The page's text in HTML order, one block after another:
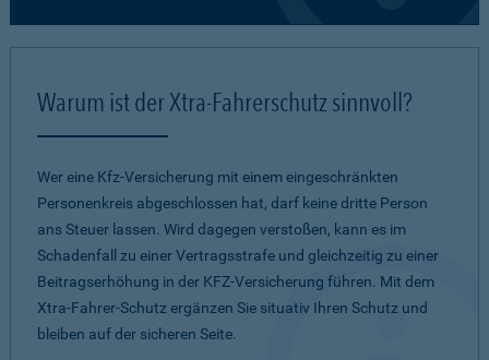
Warum ist der Xtra-Fahrerschutz sinnvoll?
Wer eine Kfz-Versicherung mit einem eingeschränkten
Personenkreis abgeschlossen hat, darf keine dritte Person
ans Steuer lassen. Wird dagegen verstoßen, kann es im
Schadenfall zu einer Vertragsstrafe und gleichzeitig zu einer
Beitragserhöhung in der KFZ-Versicherung führen. Mit dem
Xtra-Fahrer-Schutz ergänzen Sie situativ Ihren Schutz und
bleiben auf der sicheren Seite.